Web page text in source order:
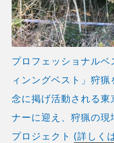
プロフェッショナル
ィンングベスト」狩
念に掲げ活動される東
ナーに迎え、狩猟の
プロジェクト (詳しく